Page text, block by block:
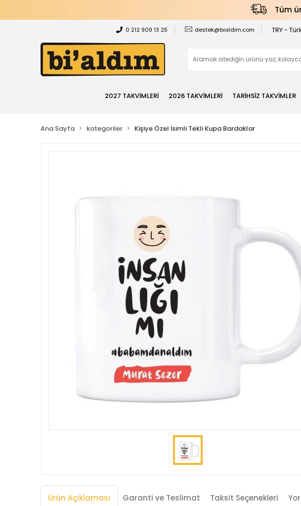
Tüm
0 212 909 13 25 destek@bialdim.com TRY -
2027 TAKVİMLERİ 2026 TAKVİMLERİ TARİHSİZ TAKVİMLER
Ana Sayfa kategoriler Kişiye Özel İsimli Tekli Kupa Bardaklar
Ürün Açıklaması Garanti ve Teslimat Taksit Seçenekleri